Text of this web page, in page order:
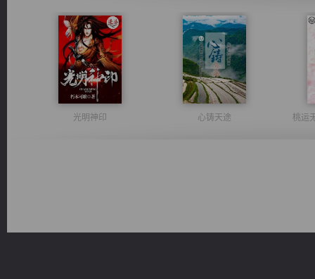
光明神印 心铸天途 桃运